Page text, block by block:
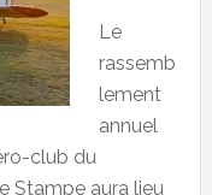
Le
rassemb
lement
annuel
club du
Stampe aura lieu